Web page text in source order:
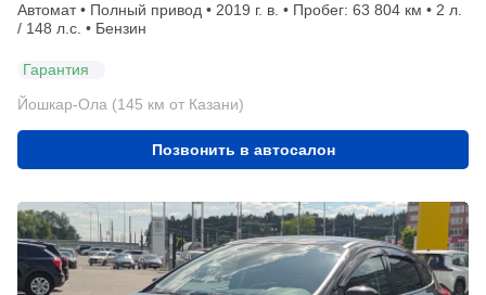
Автомат • Полный привод • 2019 г. в. • Пробег: 63 804 км • 2 л.
/ 148 л.с. • Бензин
Гарантия
Йошкар-Ола (145 км от Казани)
Позвонить в автосалон